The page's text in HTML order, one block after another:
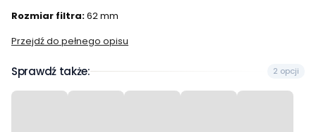
Rozmiar filtra:62 mm
Przejdź do pełnego opisu
Sprawdź także: 2 opcji